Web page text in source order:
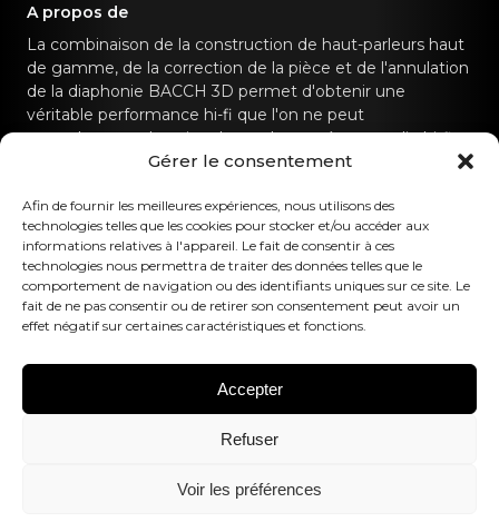
Gérer le consentement
Afin de fournir les meilleures expériences, nous utilisons des
technologies telles que les cookies pour stocker et/ou accéder aux
informations relatives à l'appareil. Le fait de consentir à ces
technologies nous permettra de traiter des données telles que le
comportement de navigation ou des identifiants uniques sur ce site. Le
fait de ne pas consentir ou de retirer son consentement peut avoir un
effet négatif sur certaines caractéristiques et fonctions.
Accepter
Refuser
Voir les préférences
A propos de
La combinaison de la construction de haut-parleurs haut
de gamme, de la correction de la pièce et de l'annulation
de la diaphonie BACCH 3D permet d'obtenir une
véritable performance hi-fi que l'on ne peut
normalement obtenir qu'avec des systèmes audio hi-fi
Contactez-nous
hello@canvashifi.com Appeler le +45 29 75 00 45
CANVAS HiFi ApS
Flade Engvej 4
Numéro de TVA :DK43519425